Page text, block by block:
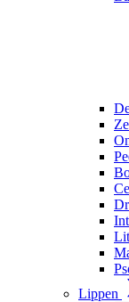
Lippen